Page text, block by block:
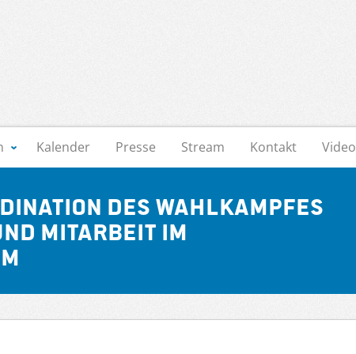
Kalender Presse Stream Kontakt Video
des Wahlkampfes
Mitarbeit im